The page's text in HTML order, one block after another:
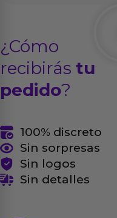
¿Cómo
recibirás tu
pedido?
100% discreto
Sin sorpresas
Sin logos
Sin detalles